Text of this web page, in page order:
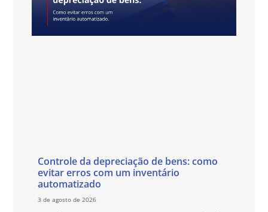
Controle da depreciação de bens: como
evitar erros com um inventário
automatizado
3 de agosto de 2026